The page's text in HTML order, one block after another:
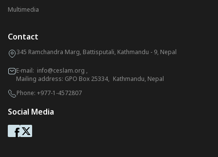
Multimedia
Contact
345 Ramchandra Marg, Battisputali, Kathmandu - 9, Nepal
E-mail: info@ceslam.org ,
Mailing address: GPO Box 25334, Kathmandu, Nepal
Phone: +977-1-4572807
Social Media